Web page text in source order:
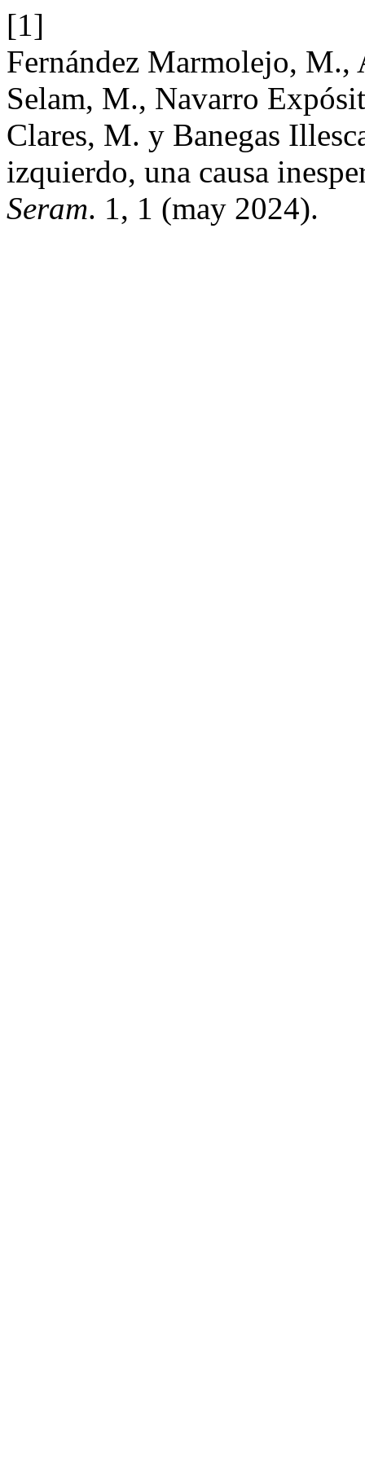
[1]
Fernández Marmolejo,
Selam, M., Navarro
Clares, M. y Banegas
izquierdo, una causa
Seram. 1, 1 (may 2024).